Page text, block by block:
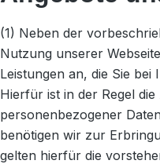
(1) Neben der
Nutzung unserer
Leistungen an, die Sie
Hierfür ist in der Regel
personenbezogener
benötigen wir zur
gelten hierfür die